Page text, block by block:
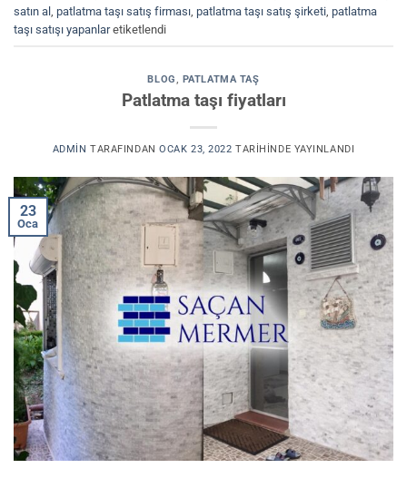
satın al patlatma taşı satış firması patlatma taşı satış şirketi patlatma
taşı satışı yapanlaretiketlendi
BLOG, PATLATMA TAŞ
Patlatma taşı fiyatları
ADMIN TARAFINDAN OCAK 23, 2022 TARIHINDE YAYINLANDI
23
Oca